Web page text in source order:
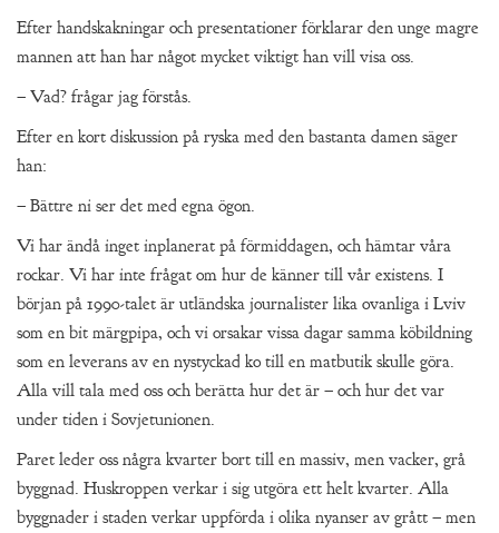
Efter handskakningar och presentationer förklarar den unge magre
mannen att han har något mycket viktigt han vill visa oss.
– Vad? frågar jag förstås.
Efter en kort diskussion på ryska med den bastanta damen säger
han:
– Bättre ni ser det med egna ögon.
Vi har ändå inget inplanerat på förmiddagen, och hämtar våra
rockar. Vi har inte frågat om hur de känner till vår existens. I
början på 1990-talet är utländska journalister lika ovanliga i Lviv
som en bit märgpipa, och vi orsakar vissa dagar samma köbildning
som en leverans av en nystyckad ko till en matbutik skulle göra.
Alla vill tala med oss och berätta hur det är – och hur det var
under tiden i Sovjetunionen.
Paret leder oss några kvarter bort till en massiv, men vacker, grå
byggnad. Huskroppen verkar i sig utgöra ett helt kvarter. Alla
byggnader i staden verkar uppförda i olika nyanser av grått – men